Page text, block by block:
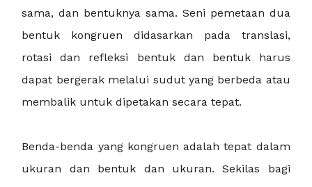
sama, dan bentuknya sama. Seni pemetaan dua
bentuk kongruen didasarkan pada translasi,
rotasi dan refleksi bentuk dan bentuk harus
dapat bergerak melalui sudut yang berbeda atau
membalik untuk dipetakan secara tepat.
Benda-benda yang kongruen adalah tepat dalam
ukuran dan bentuk dan ukuran. Sekilas bagi